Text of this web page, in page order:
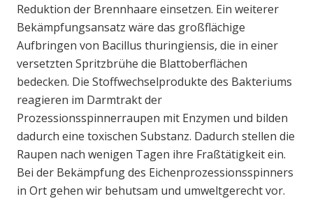
Reduktion der Brennhaare einsetzen. Ein weiterer
Bekämpfungsansatz wäre das großflächige
Aufbringen von Bacillus thuringiensis, die in einer
versetzten Spritzbrühe die Blattoberflächen
bedecken. Die Stoffwechselprodukte des Bakteriums
reagieren im Darmtrakt der
Prozessionsspinnerraupen mit Enzymen und bilden
dadurch eine toxischen Substanz. Dadurch stellen die
Raupen nach wenigen Tagen ihre Fraßtätigkeit ein.
Bei der Bekämpfung des Eichenprozessionsspinners
in Ort gehen wir behutsam und umweltgerecht vor.